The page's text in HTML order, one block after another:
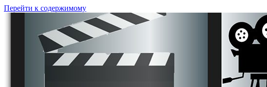
Перейти к содержимому